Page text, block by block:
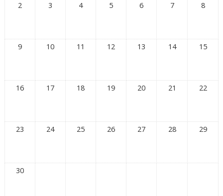
2 3 4 5 6 7 8
9 10 11 12 13 14 15
16 17 18 19 20 21 22
23 24 25 26 27 28 29
30